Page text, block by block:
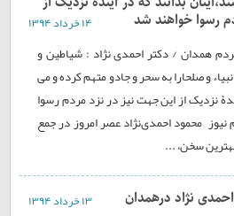
رسوا خواهند شد ۱۴ خرداد ۱۳۹۴
همدان / دکتر احمدی نژاد : شیاطین و
و صلحارا به سحر و جادو متهم کرده و می
نزدیک از این جهت نیز در نزد مردم رسوا
محمود احمدی‌نژاد عصر امروز در جمع
سخن، ...
نژاد درهمدان ۱۳ خرداد ۱۳۹۴